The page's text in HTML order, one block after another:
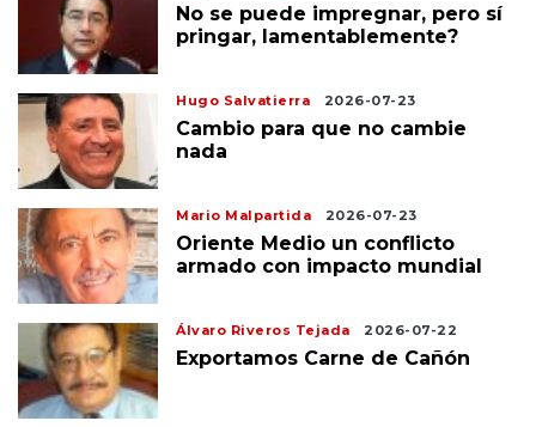
No se puede impregnar, pero sí
pringar, lamentablemente?
Hugo Salvatierra 2026-07-23
Cambio para que no cambie
nada
Mario Malpartida 2026-07-23
Oriente Medio un conflicto
armado con impacto mundial
Álvaro Riveros Tejada 2026-07-22
Exportamos Carne de Cañón